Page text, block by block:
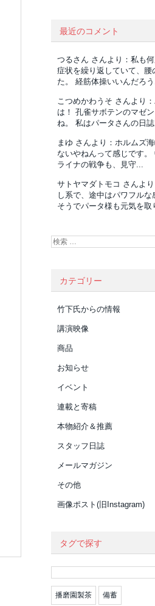
最近のコメント
つるさん さんより： 私も
症状を繰り返していて、腰
た。 経筋体操いいんだろう
こつめかわうそ さんより：
は！ 孔雀サボテンのマゼ
ね。 私はパータさんの日誌
まゆ さんより： ホルムズ
ないやねんって感じです
ライナの戦争も、見守...
サトヤマダトモコ さんより
し系で、途中はパワフル
そうでパータ様も元気を取
カテゴリー
竹下氏からの情報
講演映像
商品
お知らせ
イベント
連載と寄稿
本物紹介＆推薦
スタッフ日誌
メールマガジン
その他
画像ポスト(旧Instagram)
タグで探す
播磨園製茶 備蓄